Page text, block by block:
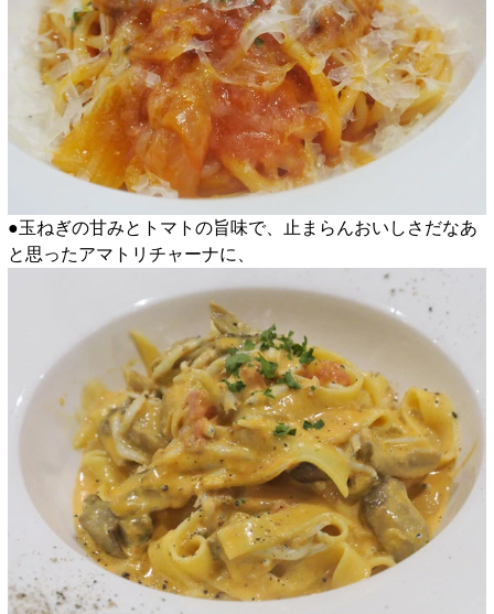
●玉ねぎの甘みとトマトの旨味で、止まらんおいしさだなあ
と思ったアマトリチャーナに、